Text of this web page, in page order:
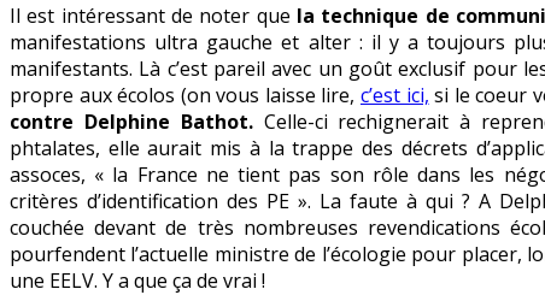
Il est intéressant de noter que la technique de
manifestations ultra gauche et alter : il y a toujours
manifestants. Là c’est pareil avec un goût exclusif pour
propre aux écolos (on vous laisse lire, c’est ici, si le coeur
contre Delphine Bathot.Celle-ci rechignerait à
phtalates, elle aurait mis à la trappe des décrets
assoces, « la France ne tient pas son rôle dans les
critères d’identification des PE ». La faute à qui ? A
couchée devant de très nombreuses revendications
pourfendent l’actuelle ministre de l’écologie pour placer,
une EELV. Y a que ça de vrai !